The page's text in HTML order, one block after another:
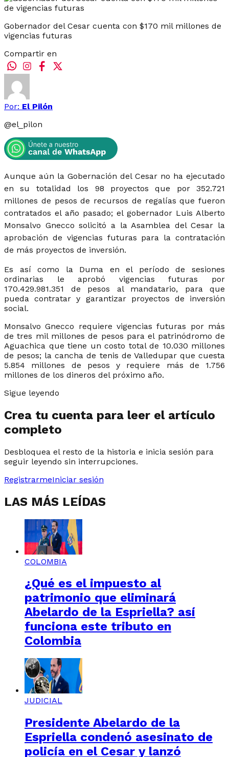
Gobernador del Cesar cuenta con $170 mil millones de
vigencias futuras
Compartir en
Por: El Pilón
@el_pilon
Aunque aún la Gobernación del Cesar no ha ejecutado
en su totalidad los 98 proyectos que por 352.721
millones de pesos de recursos de regalías que fueron
contratados el año pasado; el gobernador Luis Alberto
Monsalvo Gnecco solicitó a la Asamblea del Cesar la
aprobación de vigencias futuras para la contratación
de más proyectos de inversión.
Es así como la Duma en el período de sesiones
ordinarias le aprobó vigencias futuras por
170.429.981.351 de pesos al mandatario, para que
pueda contratar y garantizar proyectos de inversión
social.
Monsalvo Gnecco requiere vigencias futuras por más
de tres mil millones de pesos para el patrinódromo de
Aguachica que tiene un costo total de 10.030 millones
de pesos; la cancha de tenis de Valledupar que cuesta
5.854 millones de pesos y requiere más de 1.756
millones de los dineros del próximo año.
Sigue leyendo
Crea tu cuenta para leer el artículo
completo
Desbloquea el resto de la historia e inicia sesión para
seguir leyendo sin interrupciones.
RegistrarmeIniciar sesión
LAS MÁS LEÍDAS
COLOMBIA
¿Qué es el impuesto al
patrimonio que eliminará
Abelardo de la Espriella? así
funciona este tributo en
Colombia
JUDICIAL
Presidente Abelardo de la
Espriella condenó asesinato de
policía en el Cesar y lanzó